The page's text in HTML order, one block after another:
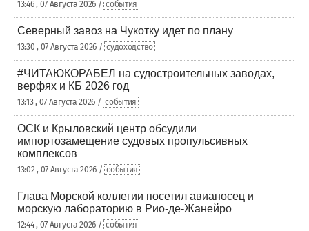
13:46 , 07 Августа 2026 / события
Северный завоз на Чукотку идет по плану
13:30 , 07 Августа 2026 / судоходство
#ЧИТАЮКОРАБЕЛ на судостроительных заводах,
верфях и КБ 2026 год
13:13 , 07 Августа 2026 / события
ОСК и Крыловский центр обсудили
импортозамещение судовых пропульсивных
комплексов
13:02 , 07 Августа 2026 / события
Глава Морской коллегии посетил авианосец и
морскую лабораторию в Рио-де-Жанейро
12:44 , 07 Августа 2026 / события